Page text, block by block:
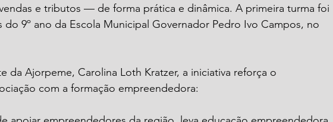
e tributos — de forma prática e dinâmica. A primeira turma foi
9º ano da Escola Municipal Governador Pedro Ivo Campos, no
da Ajorpeme, Carolina Loth Kratzer, a iniciativa reforça o
com a formação empreendedora: